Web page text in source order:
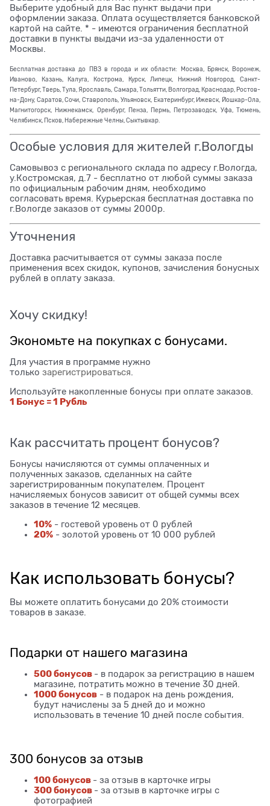
Выберите удобный для Вас пункт выдачи при
оформлении заказа. Оплата осуществляется банковской
картой на сайте. * - имеются ограничения бесплатной
доставки в пункты выдачи из-за удаленности от
Москвы.
Бесплатная доставка до ПВЗ в города и их области: Москва, Брянск, Воронеж,
Иваново, Казань, Калуга, Кострома, Курск, Липецк, Нижний Новгород, Санкт-
Петербург, Тверь, Тула, Ярославль, Самара, Тольятти, Волгоград, Краснодар, Ростов-
на-Дону, Саратов, Сочи, Ставрополь, Ульяновск, Екатеринбург, Ижевск, Йошкар-Ола,
Магнитогорск, Нижнекамск, Оренбург, Пенза, Пермь, Петрозаводск, Уфа, Тюмень,
Челябинск, Псков, Набережные Челны, Сыктывкар.
Особые условия для жителей г.Вологды
Самовывоз с регионального склада по адресу г.Вологда,
у.Костромская, д.7 - бесплатно от любой суммы заказа
по официальным рабочим дням, необходимо
согласовать время. Курьерская бесплатная доставка по
г.Вологде заказов от суммы 2000р.
Уточнения
Доставка расчитывается от суммы заказа после
применения всех скидок, купонов, зачисления бонусных
рублей в оплату заказа.
Хочу скидку!
Экономьте на покупках с бонусами.
Для участия в программе нужно
только зарегистрироваться
Используйте накопленные бонусы при оплате заказов.
1 Бонус = 1 Рубль
Как рассчитать процент бонусов?
Бонусы начисляются от суммы оплаченных и
полученных заказов, сделанных на сайте
зарегистрированным покупателем. Процент
начисляемых бонусов зависит от общей суммы всех
заказов в течение 12 месяцев.
10% - гостевой уровень от 0 рублей
20% - золотой уровень от 10 000 рублей
Как использовать бонусы?
Вы можете оплатить бонусами до 20% стоимости
товаров в заказе.
Подарки от нашего магазина
500 бонусов - в подарок за регистрацию в нашем
магазине, потратить можно в течение 30 дней.
1000 бонусов - в подарок на день рождения,
будут начислены за 5 дней до и можно
использовать в течение 10 дней после события.
300 бонусов за отзыв
100 бонусов - за отзыв в карточке игры
300 бонусов - за отзыв в карточке игры с
фотографией